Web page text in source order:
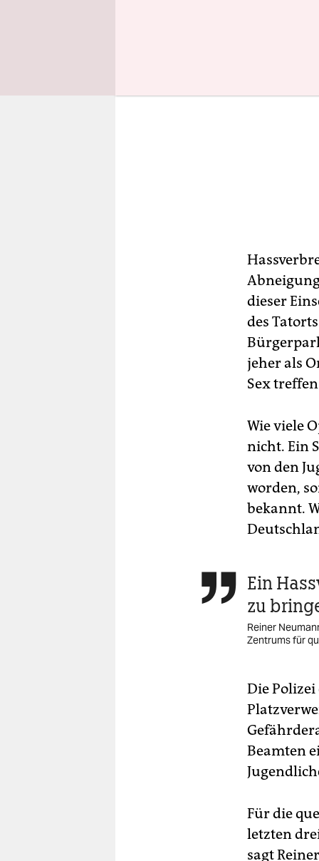
dieser
des
jeher als
Sex
Wie viele
nicht. Ein
von den
worden,
bekannt.
 Ein
zu
Reiner
Zentrums für
Die
Beamten
Für die
letzten
sagt